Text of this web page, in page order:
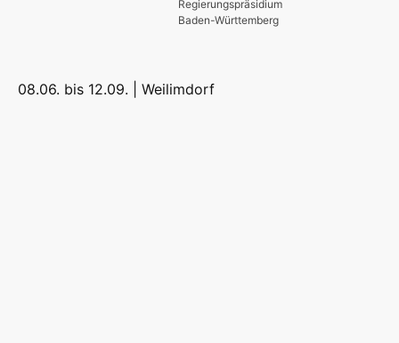
Regierungspräsidium
Baden-Württemberg
08.06. bis 12.09. | Weilimdorf